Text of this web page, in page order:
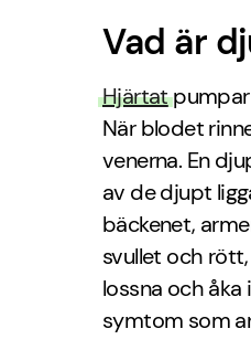
Vad är
Hjärtatpumpar
När blodet
venerna. En
av de djupt
bäckenet,
svullet och
lossna och åka
symtom som